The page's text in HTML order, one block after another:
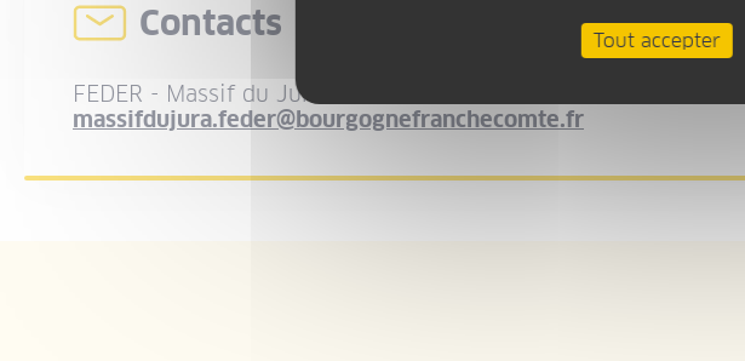
Contacts
FEDER - Massif du Jura
massifdujura.feder@bourgognefranchecomte.fr
Tout accepter